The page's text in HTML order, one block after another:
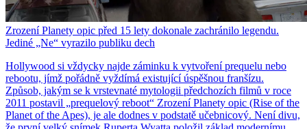
Zrození Planety opic před 15 lety dokonale zachránilo legendu.
Jediné „Ne“ vyrazilo publiku dech
Hollywood si vždycky najde záminku k vytvoření prequelu nebo
rebootu, jímž pořádně vyždímá existující úspěšnou franšízu.
Způsob, jakým se k vrstevnaté mytologii předchozích filmů v roce
2011 postavil „prequelový reboot“ Zrození Planety opic (Rise of the
Planet of the Apes), je ale dodnes v podstatě učebnicový. Není divu,